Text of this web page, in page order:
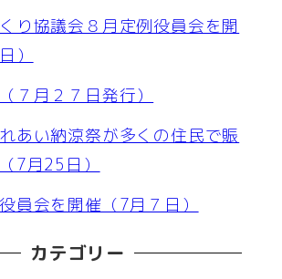
り協議会８月定例役員会を開
）
７月２７日発行）
あい納涼祭が多くの住民で賑
7月25日）
員会を開催（7月７日）
カテゴリー